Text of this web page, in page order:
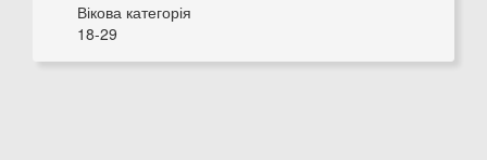
Вікова категорія
18-29